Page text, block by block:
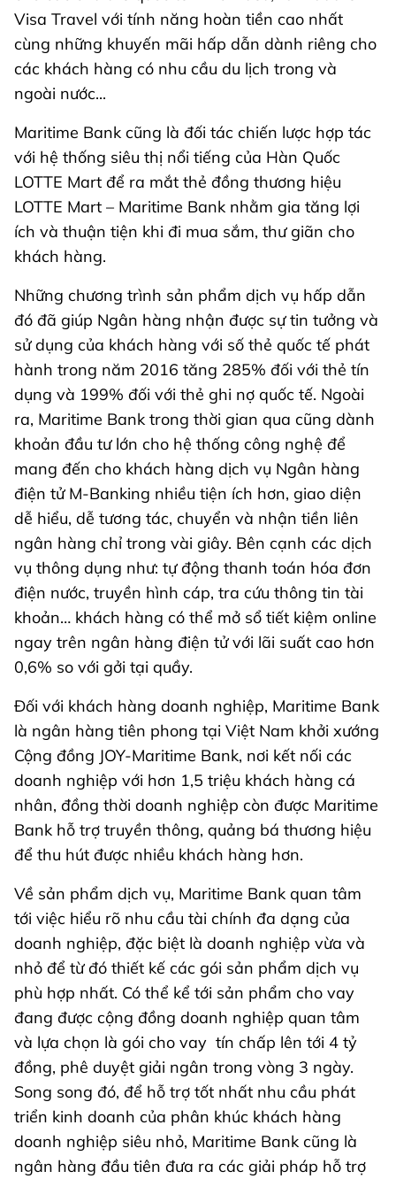
Visa Travel với tính năng hoàn tiền cao nhất
cùng những khuyến mãi hấp dẫn dành riêng cho
các khách hàng có nhu cầu du lịch trong và
ngoài nước...
Maritime Bank cũng là đối tác chiến lược hợp tác
với hệ thống siêu thị nổi tiếng của Hàn Quốc
LOTTE Mart để ra mắt thẻ đồng thương hiệu
LOTTE Mart – Maritime Bank nhằm gia tăng lợi
ích và thuận tiện khi đi mua sắm, thư giãn cho
khách hàng.
Những chương trình sản phẩm dịch vụ hấp dẫn
đó đã giúp Ngân hàng nhận được sự tin tưởng và
sử dụng của khách hàng với số thẻ quốc tế phát
hành trong năm 2016 tăng 285% đối với thẻ tín
dụng và 199% đối với thẻ ghi nợ quốc tế. Ngoài
ra, Maritime Bank trong thời gian qua cũng dành
khoản đầu tư lớn cho hệ thống công nghệ để
mang đến cho khách hàng dịch vụ Ngân hàng
điện tử M-Banking nhiều tiện ích hơn, giao diện
dễ hiểu, dễ tương tác, chuyển và nhận tiền liên
ngân hàng chỉ trong vài giây. Bên cạnh các dịch
vụ thông dụng như: tự động thanh toán hóa đơn
điện nước, truyền hình cáp, tra cứu thông tin tài
khoản… khách hàng có thể mở sổ tiết kiệm online
ngay trên ngân hàng điện tử với lãi suất cao hơn
0,6% so với gởi tại quầy.
Đối với khách hàng doanh nghiệp, Maritime Bank
là ngân hàng tiên phong tại Việt Nam khởi xướng
Cộng đồng JOY-Maritime Bank, nơi kết nối các
doanh nghiệp với hơn 1,5 triệu khách hàng cá
nhân, đồng thời doanh nghiệp còn được Maritime
Bank hỗ trợ truyền thông, quảng bá thương hiệu
để thu hút được nhiều khách hàng hơn.
Về sản phẩm dịch vụ, Maritime Bank quan tâm
tới việc hiểu rõ nhu cầu tài chính đa dạng của
doanh nghiệp, đặc biệt là doanh nghiệp vừa và
nhỏ để từ đó thiết kế các gói sản phẩm dịch vụ
phù hợp nhất. Có thể kể tới sản phẩm cho vay
đang được cộng đồng doanh nghiệp quan tâm
và lựa chọn là gói cho vay tín chấp lên tới 4 tỷ
đồng, phê duyệt giải ngân trong vòng 3 ngày.
Song song đó, để hỗ trợ tốt nhất nhu cầu phát
triển kinh doanh của phân khúc khách hàng
doanh nghiệp siêu nhỏ, Maritime Bank cũng là
ngân hàng đầu tiên đưa ra các giải pháp hỗ trợ